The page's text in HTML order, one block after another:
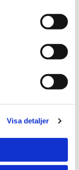
Visa detaljer